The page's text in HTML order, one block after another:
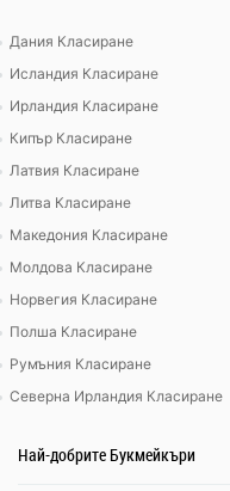
Дания Класиране
Исландия Класиране
Ирландия Класиране
Кипър Класиране
Латвия Класиране
Литва Класиране
Македония Класиране
Молдова Класиране
Норвегия Класиране
Полша Класиране
Румъния Класиране
Северна Ирландия Класиране
Най-добрите Букмейкъри